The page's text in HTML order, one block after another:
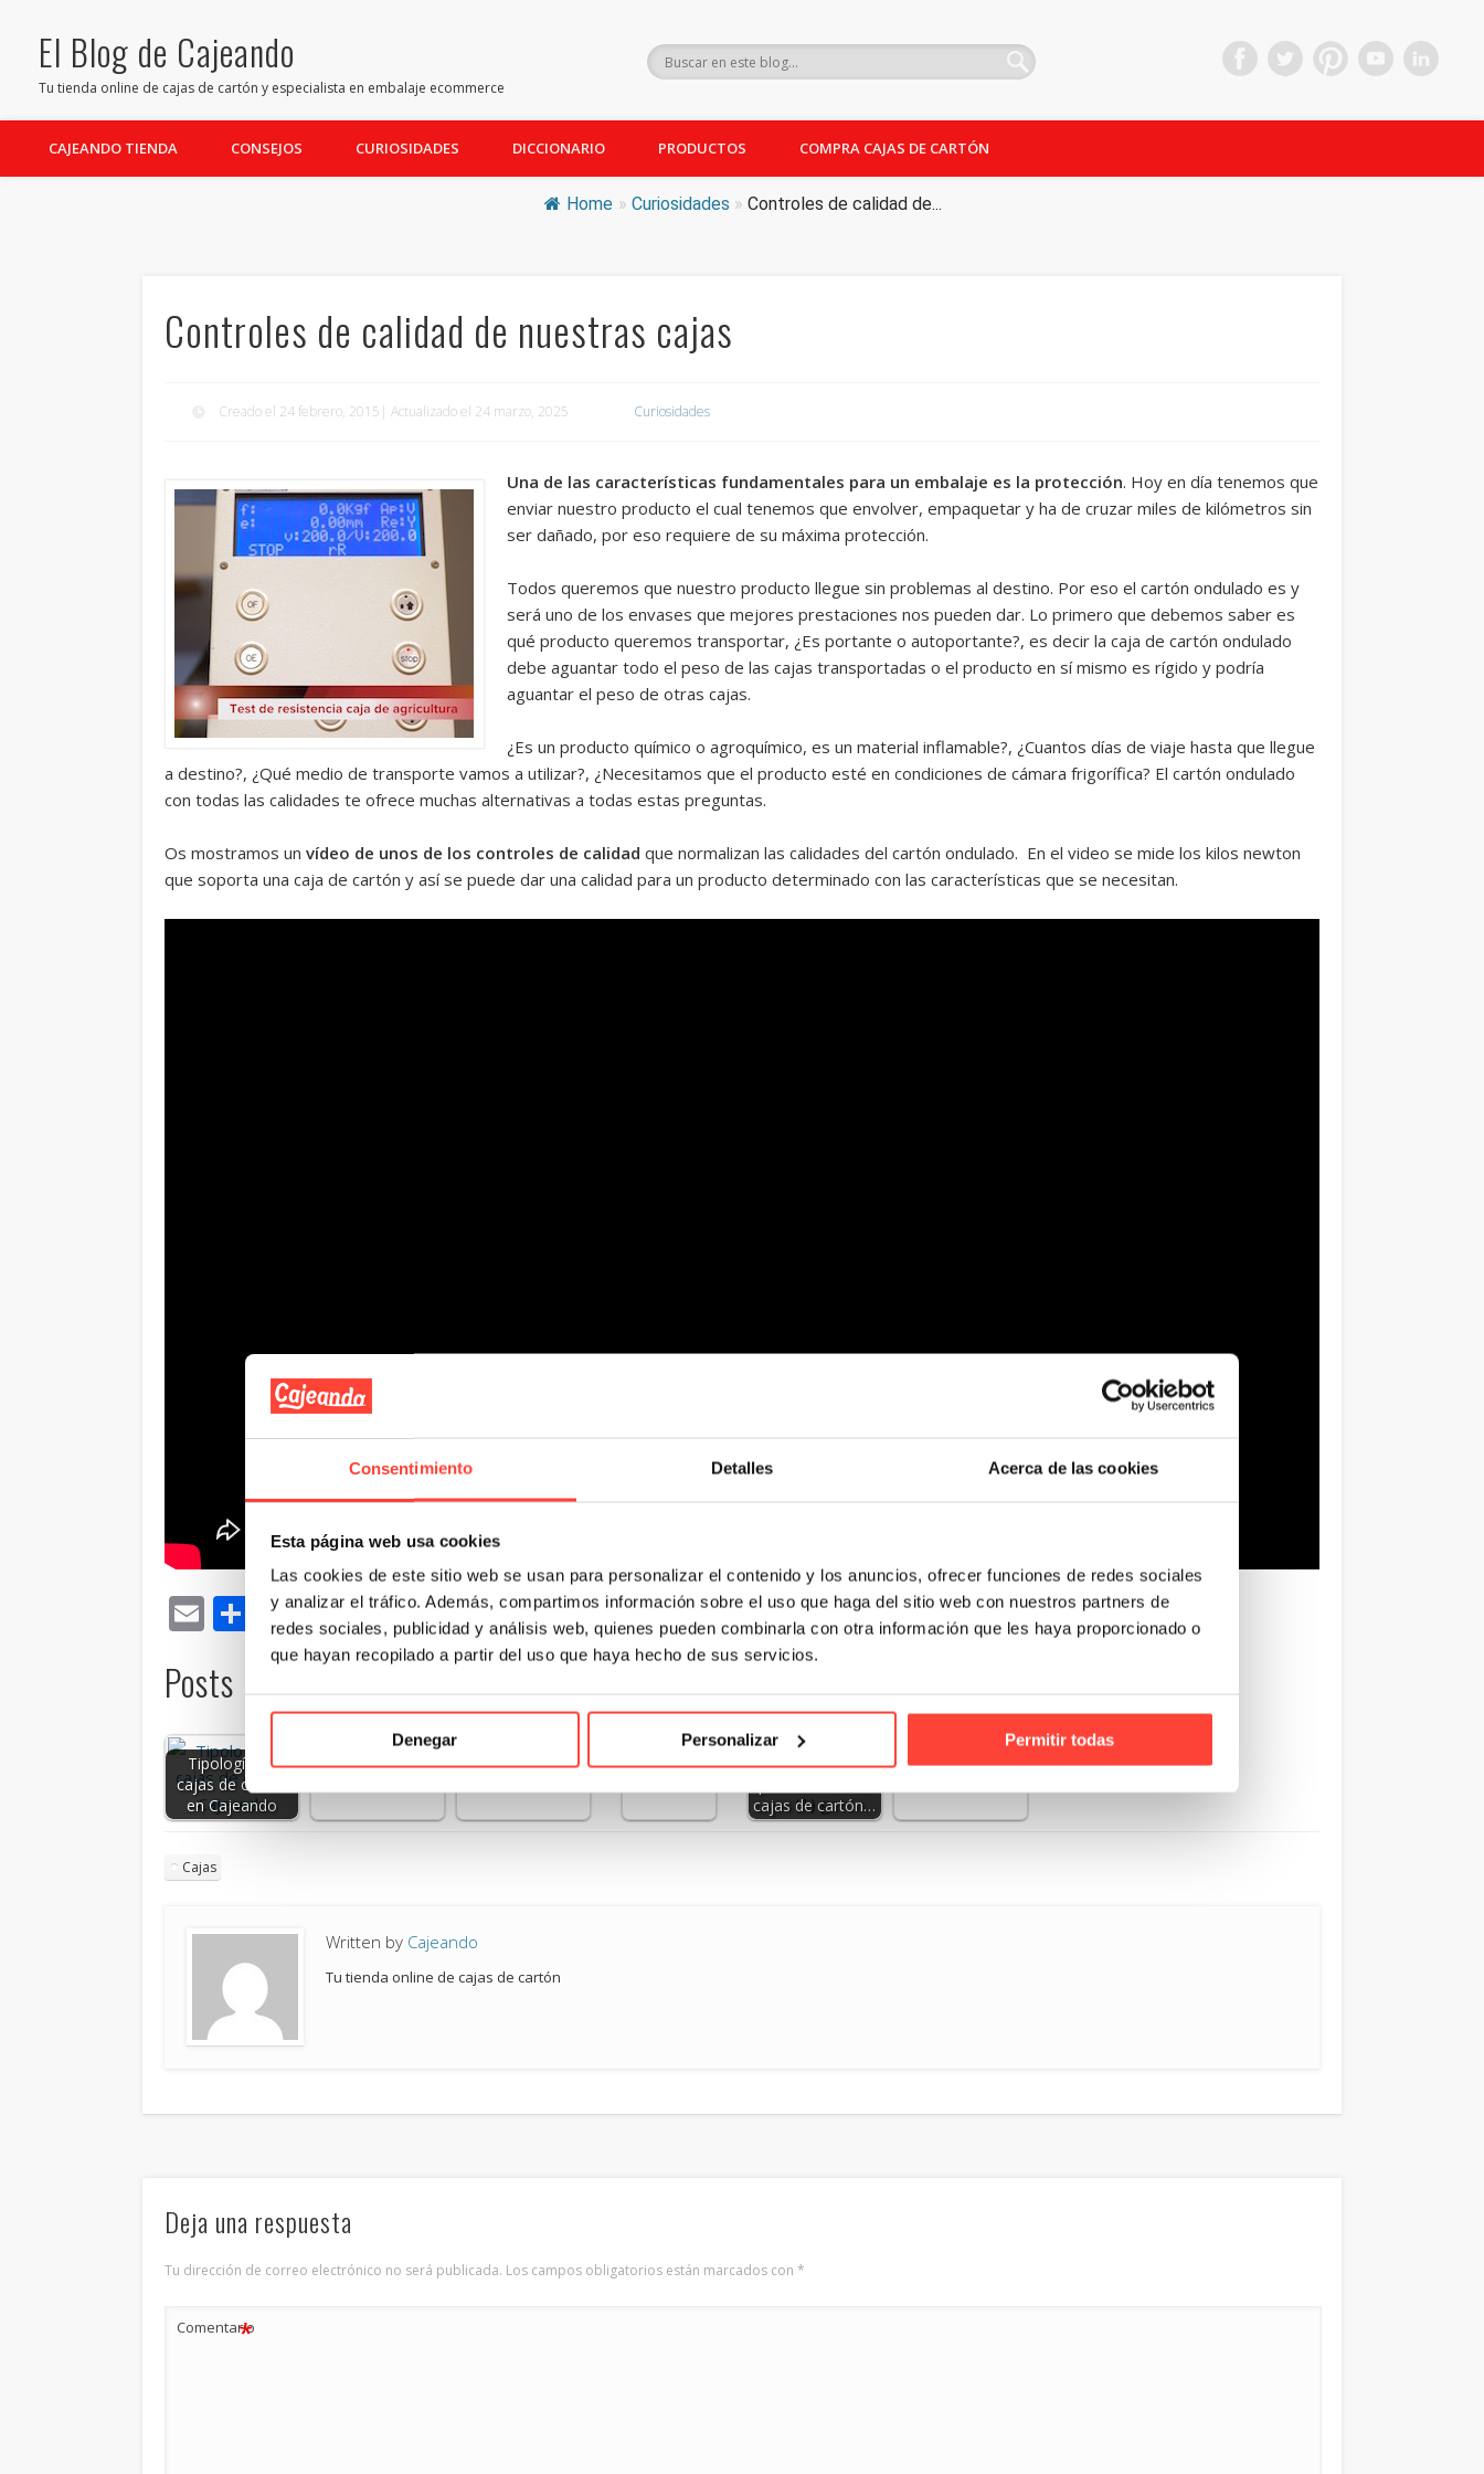
Consentimiento Detalles Acerca de las cookies
Esta página web usa cookies
Las cookies de este sitio web se usan para personalizar el contenido y los anuncios, ofrecer funciones de redes sociales
y analizar el tráfico. Además, compartimos información sobre el uso que haga del sitio web con nuestros partners de
redes sociales, publicidad y análisis web, quienes pueden combinarla con otra información que les haya proporcionado o
que hayan recopilado a partir del uso que haya hecho de sus servicios.
Denegar Personalizar Permitir todas
El Blog de Cajeando
Tu tienda online de cajas de cartón y especialista en embalaje ecommerce
FacebookTwitter PinterestYoutube
CAJEANDO TIENDA CONSEJOS CURIOSIDADES DICCIONARIO PRODUCTOS COMPRA CAJAS DE CARTÓN
Home » Curiosidades » Controles de calidad de...
Controles de calidad de nuestras cajas
Creado el 24 febrero, 2015| Actualizado el 24 marzo, 2025 Curiosidades
Una de las características fundamentales para un embalaje es la protección. Hoy en día tenemos que
enviar nuestro producto el cual tenemos que envolver, empaquetar y ha de cruzar miles de kilómetros sin
ser dañado, por eso requiere de su máxima protección.
Todos queremos que nuestro producto llegue sin problemas al destino. Por eso el cartón ondulado es y
será uno de los envases que mejores prestaciones nos pueden dar. Lo primero que debemos saber es
qué producto queremos transportar, ¿Es portante o autoportante?, es decir la caja de cartón ondulado
debe aguantar todo el peso de las cajas transportadas o el producto en sí mismo es rígido y podría
aguantar el peso de otras cajas.
¿Es un producto químico o agroquímico, es un material inflamable?, ¿Cuantos días de viaje hasta que llegue
a destino?, ¿Qué medio de transporte vamos a utilizar?, ¿Necesitamos que el producto esté en condiciones de cámara frigorífica? El cartón ondulado
con todas las calidades te ofrece muchas alternativas a todas estas preguntas.
Os mostramos unvídeo de unos de los controles de calidad que normalizan las calidades del cartón ondulado. En el video se mide los kilos newton
que soporta una caja de cartón y así se puede dar una calidad para un producto determinado con las características que se necesitan.
EmailCompartir
Posts Relacionados:
Tipología de
cajas de cartón
en Cajeando
Tipos de cajas
de cartón para el
Cómo calcular
los mejores
envases
para frutas?
Cómo encontrar
cajas de cartón…
Descubre las
Cajas
Written by Cajeando
Tu tienda online de cajas de cartón
Deja una respuesta
Tu dirección de correo electrónico no será publicada. Los campos obligatorios están marcados con*
Comentario
*